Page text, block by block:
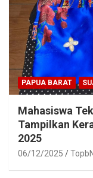
PAPUA BARAT
Mahasiswa
Tampilkan
2025
06/12/2025